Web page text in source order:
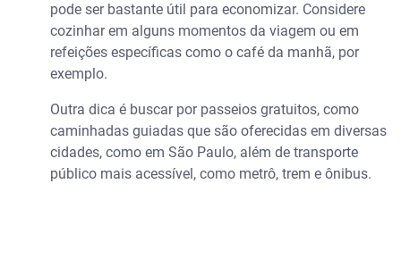
pode ser bastante útil para economizar. Considere
cozinhar em alguns momentos da viagem ou em
refeições específicas como o café da manhã, por
exemplo.
Outra dica é buscar por passeios gratuitos, como
caminhadas guiadas que são oferecidas em diversas
cidades, como em São Paulo, além de transporte
público mais acessível, como metrô, trem e ônibus.